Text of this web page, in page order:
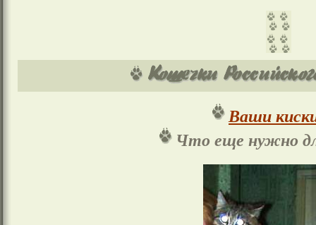
Ваши
Что еще нужно